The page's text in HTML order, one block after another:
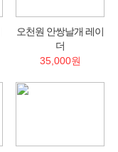
오천원 안쌍날개 레이
더
35,000원